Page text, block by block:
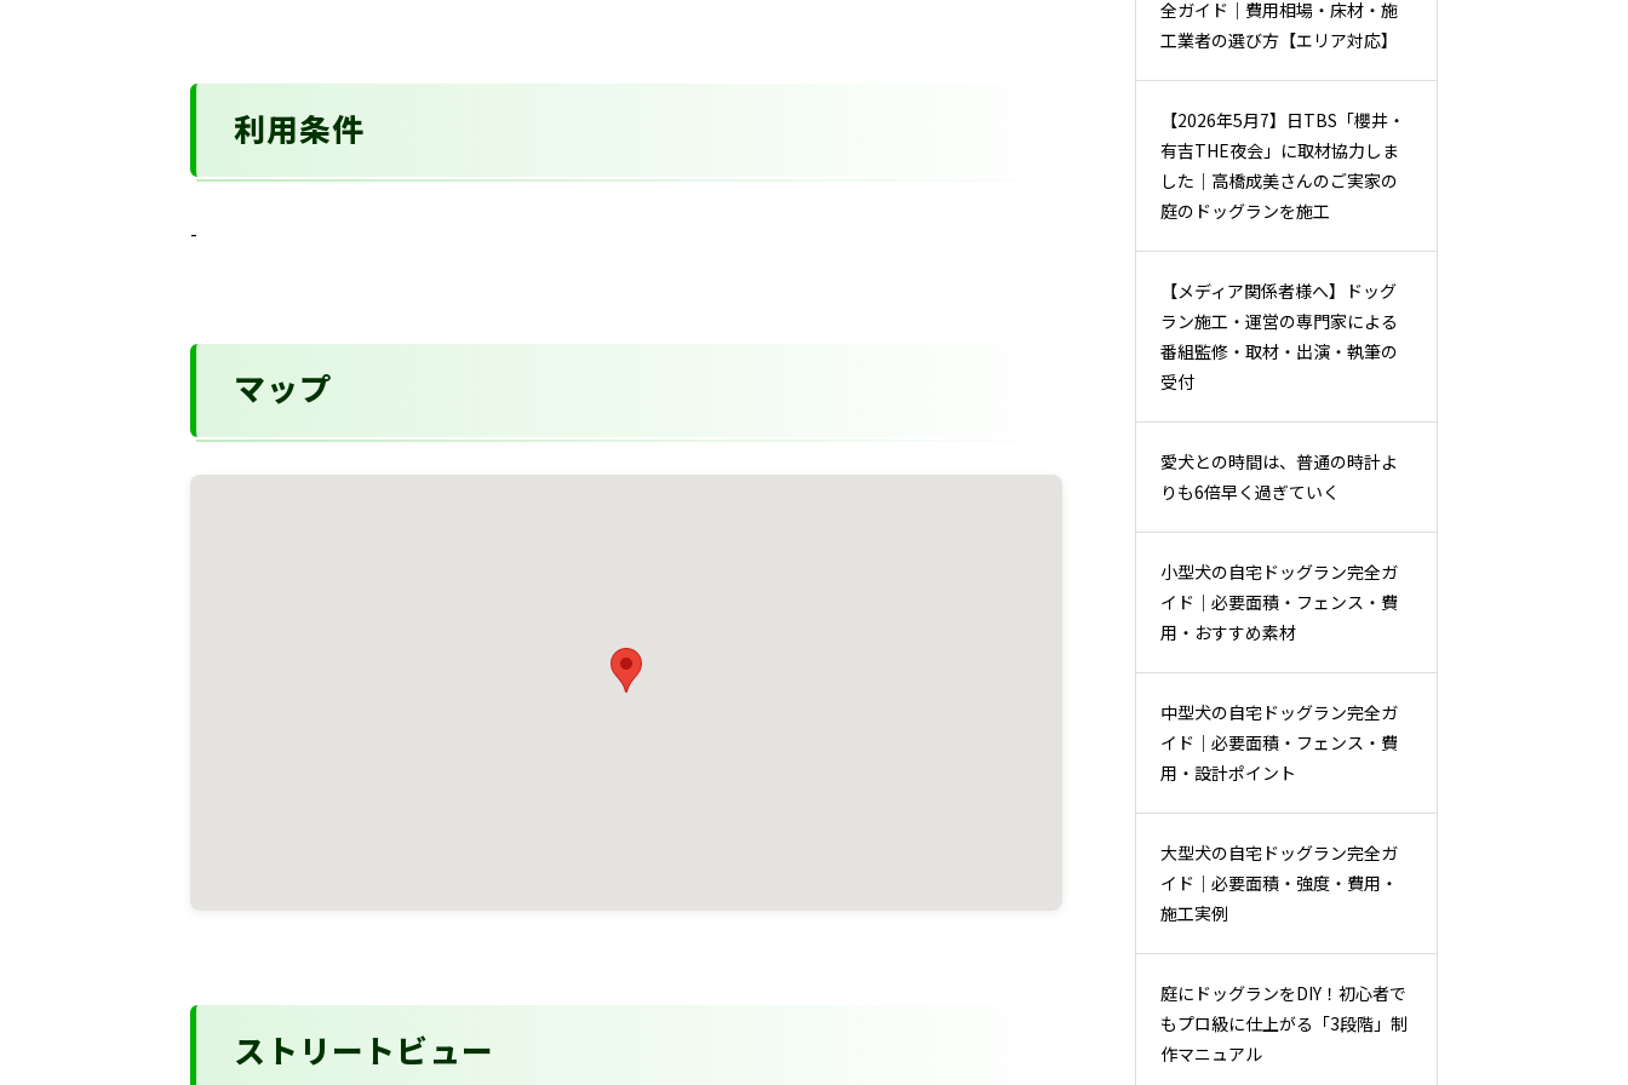
利用条件
-
マップ
ストリートビュー
全ガイド｜費用相場・床材・施
工業者の選び方【エリア対応】
【2026年5月7】日TBS「櫻井・
有吉THE夜会」に取材協力しま
した｜高橋成美さんのご実家の
庭のドッグランを施工
【メディア関係者様へ】ドッグ
ラン施工・運営の専門家による
番組監修・取材・出演・執筆の
受付
愛犬との時間は、普通の時計よ
りも6倍早く過ぎていく
小型犬の自宅ドッグラン完全ガ
イド｜必要面積・フェンス・費
用・おすすめ素材
中型犬の自宅ドッグラン完全ガ
イド｜必要面積・フェンス・費
用・設計ポイント
大型犬の自宅ドッグラン完全ガ
イド｜必要面積・強度・費用・
施工実例
庭にドッグランをDIY！初心者で
もプロ級に仕上がる「3段階」制
作マニュアル